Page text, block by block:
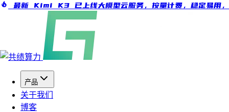
最新 Kimi K3 已上线大模型云服务，按量计费，稳定易用，
产品
关于我们
博客